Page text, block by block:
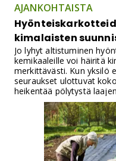
AJANKOHTAISTA
kimalaisten
Jo lyhyt altistuminen
kemikaaleille voi häiritä
merkittävästi. Kun yksilö
seuraukset ulottuvat
heikentää pölytystä